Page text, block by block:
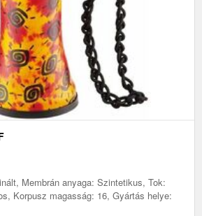
Membrán anyaga: Szintetikus, Tok:
Korpusz magasság: 16, Gyártás helye: